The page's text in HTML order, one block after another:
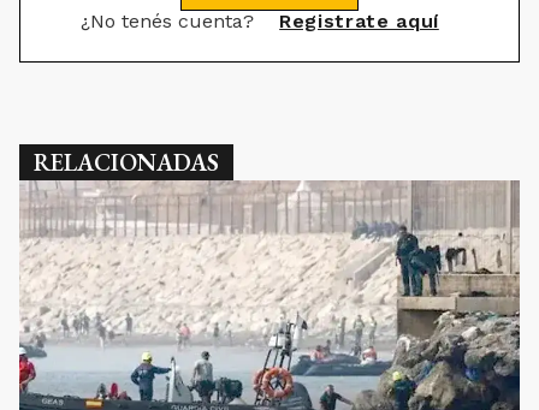
¿No tenés cuenta? Registrate aquí
RELACIONADAS